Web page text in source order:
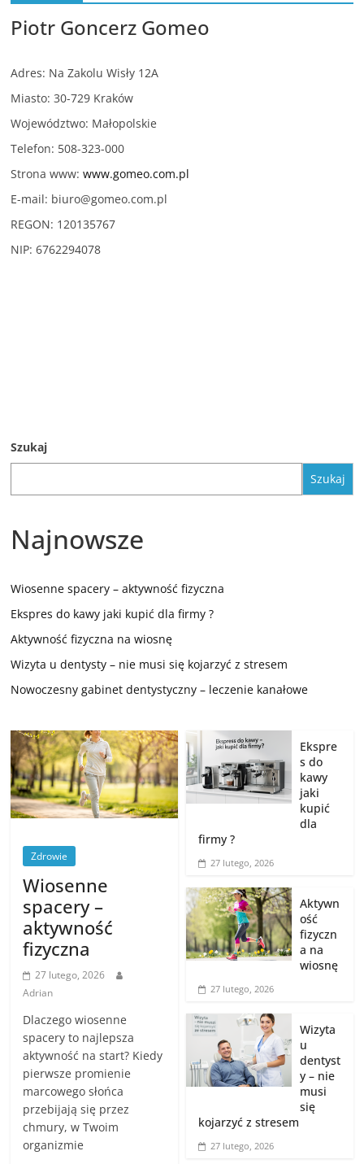
Piotr Goncerz Gomeo
Adres: Na Zakolu Wisły 12A
Miasto: 30-729 Kraków
Województwo: Małopolskie
Telefon: 508-323-000
Strona www:www.gomeo.com.pl
E-mail: biuro@gomeo.com.pl
REGON: 120135767
NIP: 6762294078
Szukaj
Szukaj
Najnowsze
Wiosenne spacery – aktywność fizyczna
Ekspres do kawy jaki kupić dla firmy ?
Aktywność fizyczna na wiosnę
Wizyta u dentysty – nie musi się kojarzyć z stresem
Nowoczesny gabinet dentystyczny – leczenie kanałowe
Zdrowie
Wiosenne
spacery –
aktywność
fizyczna
27 lutego, 2026
Adrian
Dlaczego wiosenne
spacery to najlepsza
aktywność na start? Kiedy
pierwsze promienie
marcowego słońca
przebijają się przez
chmury, w Twoim
organizmie
Ekspre
s do
kawy
jaki
kupić
dla
firmy ?
27 lutego, 2026
Aktywn
ość
fizyczn
a na
wiosnę
27 lutego, 2026
Wizyta
u
dentyst
y – nie
musi
się
kojarzyć z stresem
27 lutego, 2026